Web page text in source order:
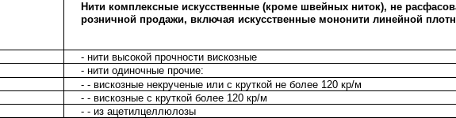
Нити комплексные искусственные (кроме швейных ниток), не
розничной продажи, включая искусственные мононити линейной
- нити высокой прочности вискозные
- нити одиночные прочие:
- - вискозные некрученые или с круткой не более 120 кр/м
- - вискозные с круткой более 120 кр/м
- - из ацетилцеллюлозы